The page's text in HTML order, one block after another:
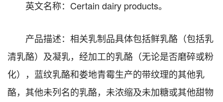
英文名称：Certain dairy products。
产品描述：相关乳制品具体包括鲜乳酪（包括乳
清乳酪）及凝乳，经加工的乳酪（无论是否磨碎或粉
化），蓝纹乳酪和娄地青霉生产的带纹理的其他乳
酪，其他未列名的乳酪，未浓缩及未加糖或其他甜物